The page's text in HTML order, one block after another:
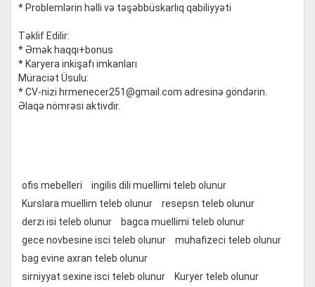
* Problemlərin həlli və təşəbbüskarlıq qabiliyyəti
Təklif Edilir:
* Əmək haqqı+bonus
* Karyera inkişafı imkanları
Müraciət Üsulu:
* CV-nizi hrmenecer251@gmail.com adresinə göndərin.
Əlaqə nömrəsi aktivdir.
ofis mebelleri
ingilis dili muellimi teleb olunur
Kurslara muellim teleb olunur
resepsn teleb olunur
derzi isi teleb olunur
bagca muellimi teleb olunur
gece novbesine isci teleb olunur
muhafizeci teleb olunur
bag evine axran teleb olunur
sirniyyat sexine isci teleb olunur
Kuryer teleb olunur